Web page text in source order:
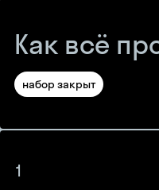
Как всё
набор закрыт
1